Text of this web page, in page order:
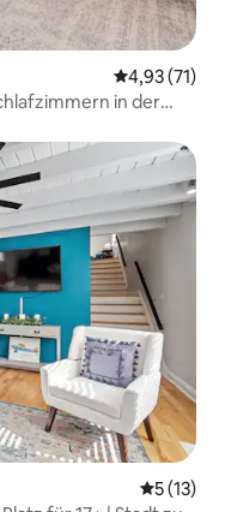
4,93 (71)
in der
5 (13)